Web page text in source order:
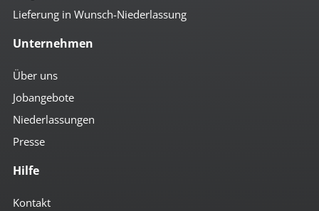
Lieferung in Wunsch-Niederlassung
Unternehmen
Über uns
Jobangebote
Niederlassungen
Presse
Hilfe
Kontakt